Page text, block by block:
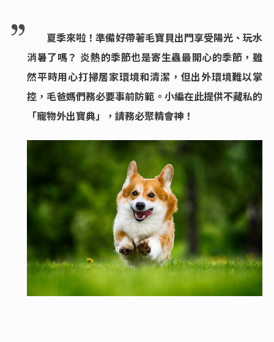
夏季來啦！準備好帶著毛寶貝出門享受陽光、玩水
消暑了嗎？ 炎熱的季節也是寄生蟲最開心的季節，雖
然平時用心打掃居家環境和清潔，但出外環境難以掌
控，毛爸媽們務必要事前防範。小編在此提供不藏私的
「寵物外出寶典」，請務必聚精會神！